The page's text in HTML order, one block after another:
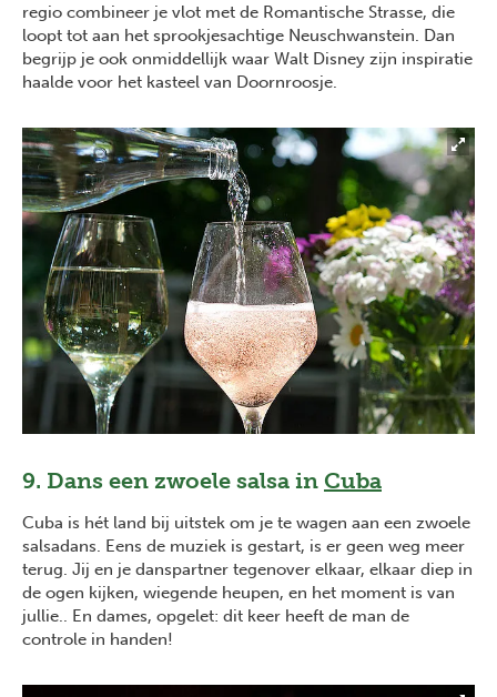
regio combineer je vlot met de Romantische Strasse, die
loopt tot aan het sprookjesachtige Neuschwanstein. Dan
begrijp je ook onmiddellijk waar Walt Disney zijn inspiratie
haalde voor het kasteel van Doornroosje.
9. Dans een zwoele salsa in Cuba
Cuba is hét land bij uitstek om je te wagen aan een zwoele
salsadans. Eens de muziek is gestart, is er geen weg meer
terug. Jij en je danspartner tegenover elkaar, elkaar diep in
de ogen kijken, wiegende heupen, en het moment is van
jullie.. En dames, opgelet: dit keer heeft de man de
controle in handen!